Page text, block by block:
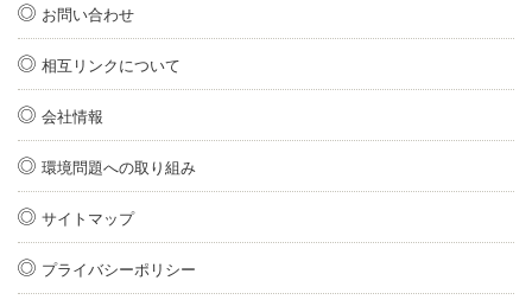
お問い合わせ
相互リンクについて
会社情報
環境問題への取り組み
サイトマップ
プライバシーポリシー